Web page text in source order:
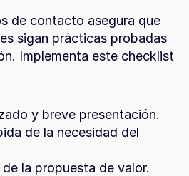
de contacto asegura que
sigan prácticas probadas
Implementa este checklist
y breve presentación.
de la necesidad del
la propuesta de valor.